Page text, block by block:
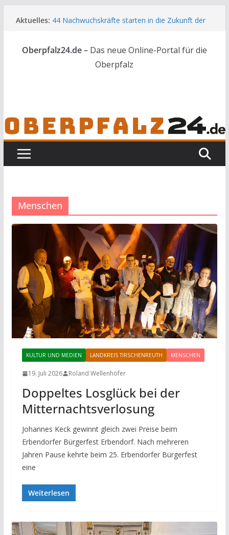
Inhalt
Aktuelles: 44 Nachwuchskräfte starten in die Zukunft der
Frau in Weiden mit Messer schwer verletzt
Landkreis Tirschenreuth ehrt
Weiterbildungsabsolventen
Oberpfalz24.de – Das neue Online-Portal für die
Oberpfalz
Menschen
KULTUR UND MEDIEN LANDKREIS TIRSCHENREUTH MENSCHEN
19. Juli 2026 Roland Wellenhöfer
Doppeltes Losglück bei der
Mitternachtsverlosung
Johannes Keck gewinnt gleich zwei Preise beim
Erbendorfer Bürgerfest Erbendorf. Nach mehreren
Jahren Pause kehrte beim 25. Erbendorfer Bürgerfest
eine
Weiterlesen